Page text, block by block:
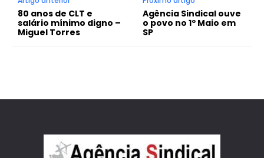
80 anos de CLT e
salário mínimo digno –
Miguel Torres
Agência Sindical ouve
o povo no 1º Maio em
SP